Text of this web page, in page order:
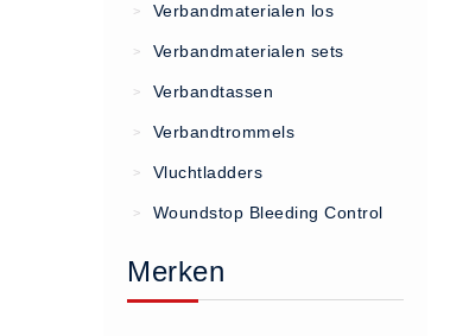
AED apparaten (11)
AED batterijen (12)
AED binnen - buiten kasten (11)
AED elektroden (18)
AED tassen (14)
BHV kasten (5)
> Verbandmaterialen los
> Verbandmaterialen sets
> Verbandtassen
> Verbandtrommels
> Vluchtladders
> Woundstop Bleeding Control
Merken